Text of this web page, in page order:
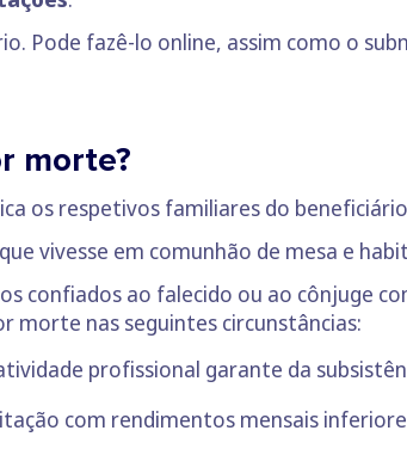
Pode fazê-lo online, assim como o
morte?
os respetivos familiares do
vivesse em comunhão de mesa e
confiados ao falecido ou ao cônjuge
morte nas seguintes circunstâncias:
profissional garante da
com rendimentos mensais